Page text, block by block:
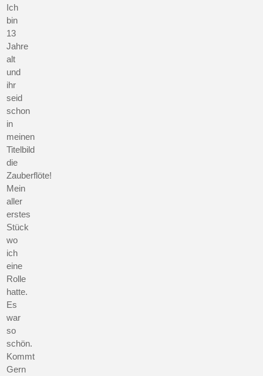
Ich
bin
13
Jahre
alt
und
ihr
seid
schon
in
meinen
Titelbild
die
Zauberflöte!
Mein
aller
erstes
Stück
wo
ich
eine
Rolle
hatte.
Es
war
so
schön.
Kommt
Gern